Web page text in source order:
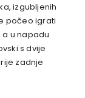
izgubljenih
počeo igrati
u napadu
s dvije
zadnje